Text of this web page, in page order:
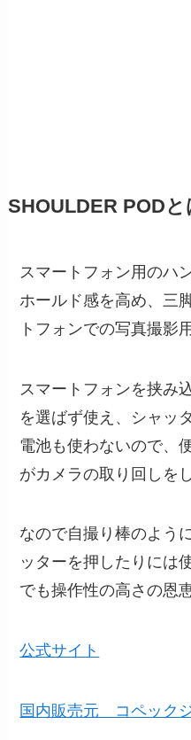
SHOULDER PODと
スマートフォン用のハ
ホールド感を高め、三
トフォンでの写真撮影
スマートフォンを挟み
を選ばず使え、シャッ
電池も使わないので、
がカメラの取り回しを
なので自撮り棒のよう
ッターを押したりには
でも操作性の高さの恩
公式サイト
国内販売元 コペック